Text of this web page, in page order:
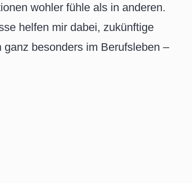
wohler fühle als in anderen.
helfen mir dabei, zukünftige
besonders im Berufsleben –